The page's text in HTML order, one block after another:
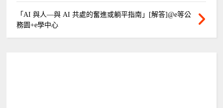
「AI 與人—與 AI 共處的奮進或躺平指南」[解答]@e等公
務園+e學中心